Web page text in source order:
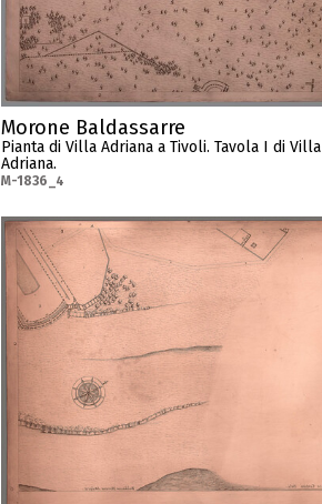
Morone Baldassarre
Pianta di Villa Adriana a Tivoli. Tavola I di Villa
Adriana.
M-1836_4